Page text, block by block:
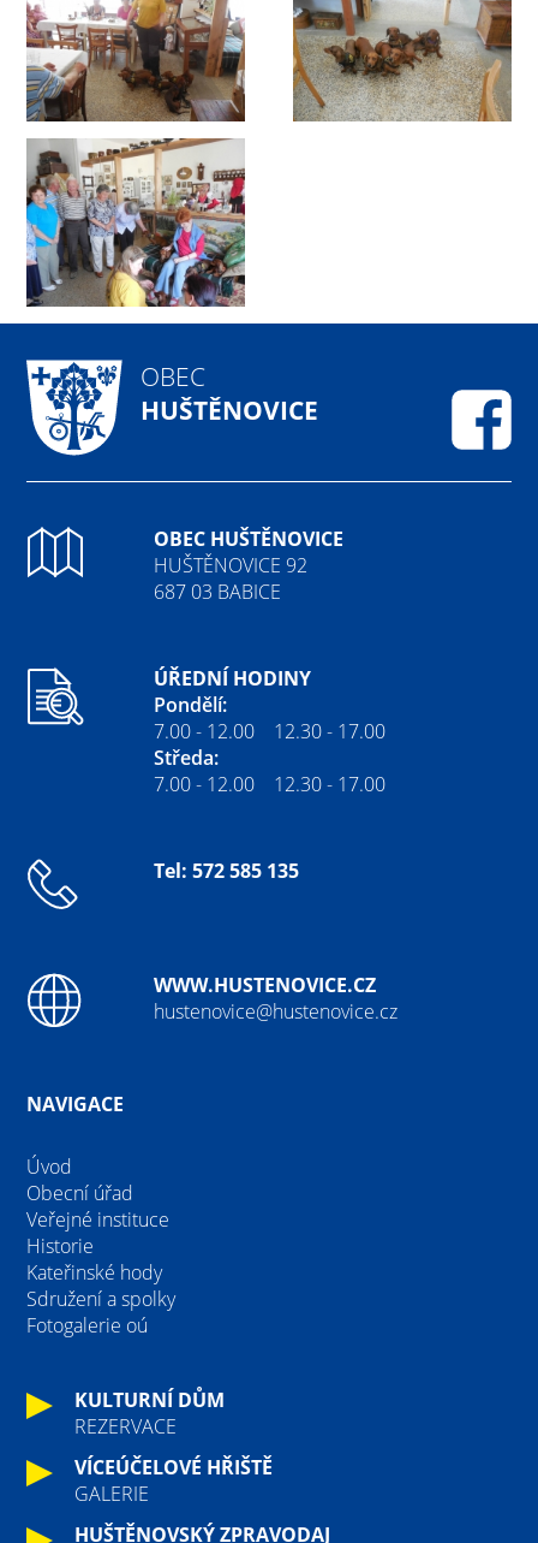
OBEC
HUŠTĚNOVICE
OBEC HUŠTĚNOVICE
HUŠTĚNOVICE 92
687 03 BABICE
ÚŘEDNÍ HODINY
Pondělí:
7.00 - 12.00 12.30 - 17.00
Středa:
7.00 - 12.00 12.30 - 17.00
Tel: 572 585 135
WWW.HUSTENOVICE.CZ
hustenovice@hustenovice.cz
NAVIGACE
Úvod
Obecní úřad
Veřejné instituce
Historie
Kateřinské hody
Sdružení a spolky
Fotogalerie oú
KULTURNÍ DŮM
REZERVACE
VÍCEÚČELOVÉ HŘIŠTĚ
GALERIE
HUŠTĚNOVSKÝ ZPRAVODAJ